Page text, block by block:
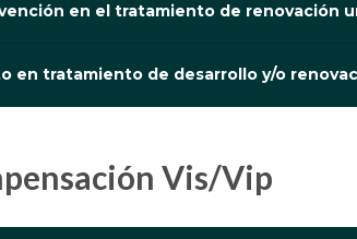
en el tratamiento de renovación
en tratamiento de desarrollo y/o
Vis/Vip